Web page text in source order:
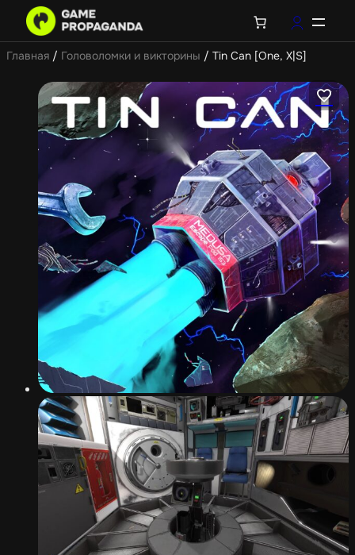
Главная / Головоломки и викторины / Tin Can [One, X|S]